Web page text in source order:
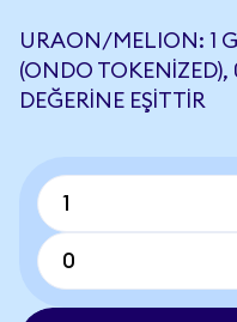
URAON/MELION: 1
(ONDO
DEĞERINE EŞITTIR